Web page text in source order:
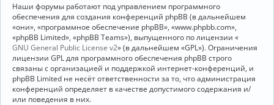
Наши форумы работают под управлением программного
обеспечения для создания конференций phpBB (в дальнейшем
«они», «программное обеспечение phpBB», «www.phpbb.com»,
«phpBB Limited», «phpBB Teams»), выпущенного по лицензии «
GNU General Public License v2» (в дальнейшем «GPL»). Ограничения
лицензии GPL для программного обеспечения phpBB строго
связаны с организацией и поддержкой интернет-конференций, и
phpBB Limited не несёт ответственности за то, что администрация
конференций определяет в качестве допустимого содержания и/
или поведения в них.